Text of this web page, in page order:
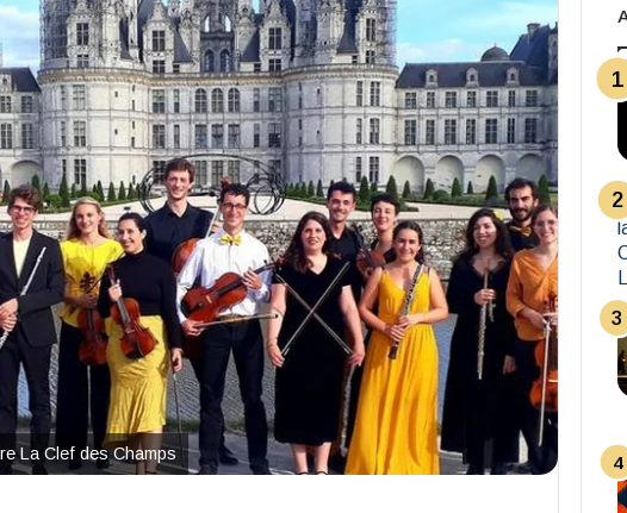
La Clef des Champs